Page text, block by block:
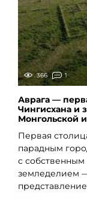
366 1
Аврага —
Чингисхана и
Монгольской
Первая
парадным
с
земледелием